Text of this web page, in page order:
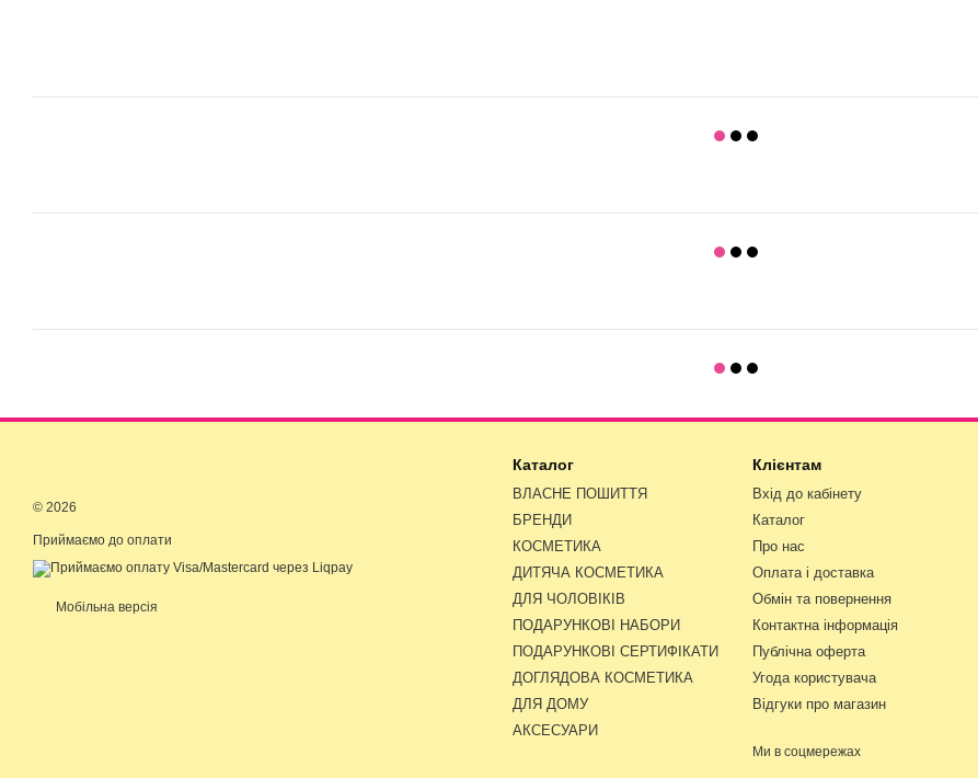
© 2026
Приймаємо до оплати
Мобільна версія
Каталог
ВЛАСНЕ ПОШИТТЯ
БРЕНДИ
КОСМЕТИКА
ДИТЯЧА КОСМЕТИКА
ДЛЯ ЧОЛОВІКІВ
ПОДАРУНКОВІ НАБОРИ
ПОДАРУНКОВІ СЕРТИФІКАТИ
ДОГЛЯДОВА КОСМЕТИКА
ДЛЯ ДОМУ
АКСЕСУАРИ
Клієнтам
Вхід до кабінету
Каталог
Про нас
Оплата і доставка
Обмін та повернення
Контактна інформація
Публічна оферта
Угода користувача
Відгуки про магазин
Ми в соцмережах